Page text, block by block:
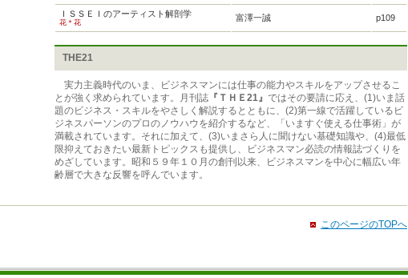
ＩＳＳＥＩのアーティスト解剖学
花＊花 富澤一誠 p109
THE21
実力主義時代のいま、ビジネスマンには仕事の能力やスキルをアップさせるこ
とが強く求められています。月刊誌 『ＴＨＥ21』 ではその要請に応え、(1)いま話
題のビジネス・スキルをやさしく解説するとともに、(2)第一線で活躍しているビ
ジネスパーソンのプロのノウハウを紹介するなど、「いますぐ使える仕事術」が
満載されています。それに加えて、(3)いまさら人に聞けない基礎知識や、(4)最低
限抑えておきたい最新トピックスも提供し、ビジネスマン必読の情報誌づくりを
めざしています。昭和５９年１０月の創刊以来、ビジネスマンを中心に幅広い年
齢層で大きな反響を呼んでいます。
このページのTOPへ